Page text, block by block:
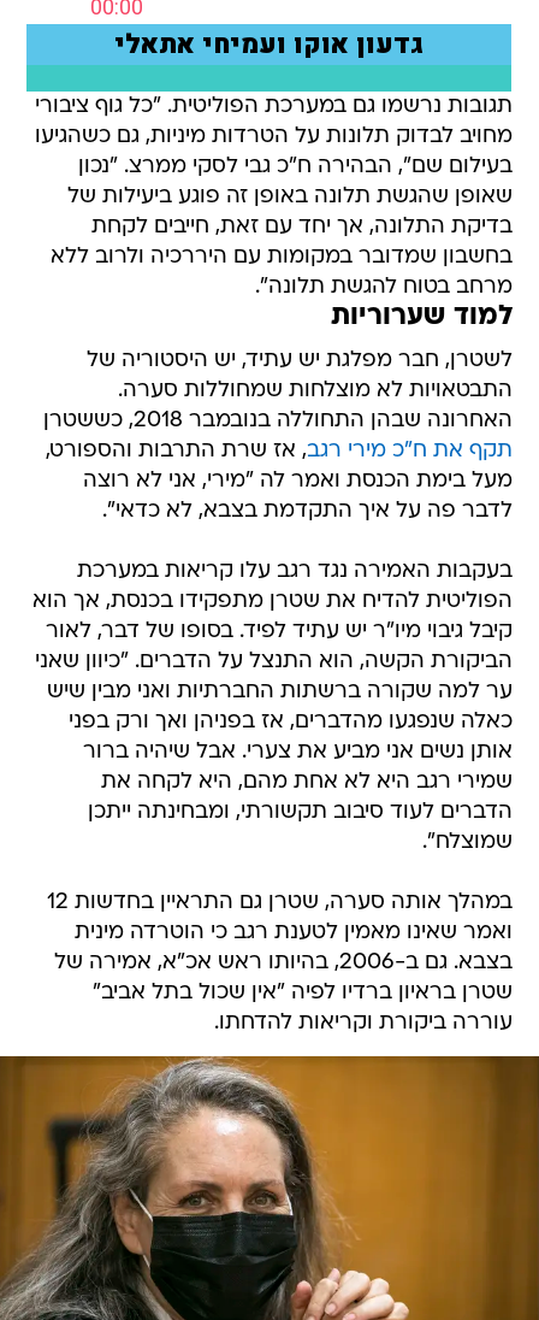
תגובות נרשמו גם במערכת הפוליטית. "כל גוף ציבורי
מחויב לבדוק תלונות על הטרדות מיניות, גם כשהגיעו
בעילום שם", הבהירה ח"כ גבי לסקי ממרצ. "נכון
שאופן שהגשת תלונה באופן זה פוגע ביעילות של
בדיקת התלונה, אך יחד עם זאת, חייבים לקחת
בחשבון שמדובר במקומות עם היררכיה ולרוב ללא
מרחב בטוח להגשת תלונה".
למוד שערוריות
לשטרן, חבר מפלגת יש עתיד, יש היסטוריה של
התבטאויות לא מוצלחות שמחוללות סערה.
האחרונה שבהן התחוללה בנובמבר 2018, כששטרן
תקף את ח"כ מירי רגב, אז שרת התרבות והספורט,
מעל בימת הכנסת ואמר לה "מירי, אני לא רוצה
לדבר פה על איך התקדמת בצבא, לא כדאי".
בעקבות האמירה נגד רגב עלו קריאות במערכת
הפוליטית להדיח את שטרן מתפקידו בכנסת, אך הוא
קיבל גיבוי מיו"ר יש עתיד לפיד. בסופו של דבר, לאור
הביקורת הקשה, הוא התנצל על הדברים. "כיוון שאני
ער למה שקורה ברשתות החברתיות ואני מבין שיש
כאלה שנפגעו מהדברים, אז בפניהן ואך ורק בפני
אותן נשים אני מביע את צערי. אבל שיהיה ברור
שמירי רגב היא לא אחת מהם, היא לקחה את
הדברים לעוד סיבוב תקשורתי, ומבחינתה ייתכן
שמוצלח".
במהלך אותה סערה, שטרן גם התראיין בחדשות 12
ואמר שאינו מאמין לטענת רגב כי הוטרדה מינית
בצבא. גם ב-2006, בהיותו ראש אכ"א, אמירה של
שטרן בראיון ברדיו לפיה "אין שכול בתל אביב"
עוררה ביקורת וקריאות להדחתו.